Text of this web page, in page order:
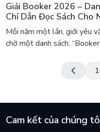
Giải Booker 2026 –
Chỉ Dẫn Đọc Sách Cho
Mỗi năm một lần, giới yêu
chờ một danh sách: “Booker
1
Cam kết của chúng